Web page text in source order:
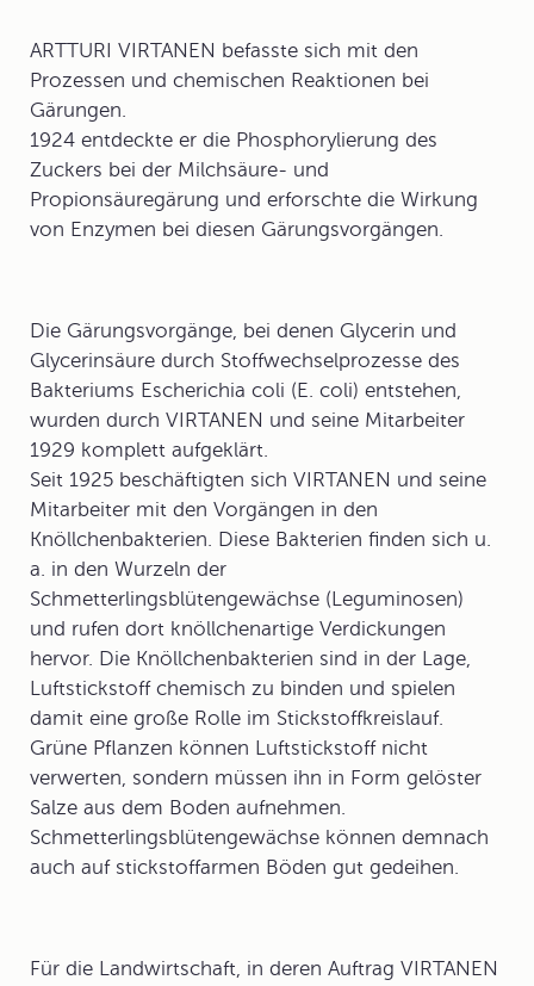
ARTTURI VIRTANEN befasste sich mit den
Prozessen und chemischen Reaktionen bei
Gärungen.
1924 entdeckte er die Phosphorylierung des
Zuckers bei der Milchsäure- und
Propionsäuregärung und erforschte die Wirkung
von Enzymen bei diesen Gärungsvorgängen.
Die Gärungsvorgänge, bei denen Glycerin und
Glycerinsäure durch Stoffwechselprozesse des
Bakteriums Escherichia coli (E. coli) entstehen,
wurden durch VIRTANEN und seine Mitarbeiter
1929 komplett aufgeklärt.
Seit 1925 beschäftigten sich VIRTANEN und seine
Mitarbeiter mit den Vorgängen in den
Knöllchenbakterien. Diese Bakterien finden sich u.
a. in den Wurzeln der
Schmetterlingsblütengewächse (Leguminosen)
und rufen dort knöllchenartige Verdickungen
hervor. Die Knöllchenbakterien sind in der Lage,
Luftstickstoff chemisch zu binden und spielen
damit eine große Rolle im Stickstoffkreislauf.
Grüne Pflanzen können Luftstickstoff nicht
verwerten, sondern müssen ihn in Form gelöster
Salze aus dem Boden aufnehmen.
Schmetterlingsblütengewächse können demnach
auch auf stickstoffarmen Böden gut gedeihen.
Für die Landwirtschaft, in deren Auftrag VIRTANEN